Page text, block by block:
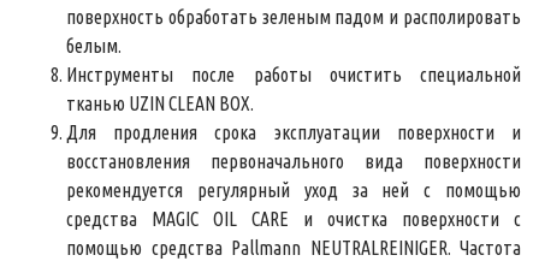
поверхность обработать зеленым падом и располировать
белым.
Инструменты после работы очистить специальной
тканью UZIN CLEAN BOX.
Для продления срока эксплуатации поверхности и
восстановления первоначального вида поверхности
рекомендуется регулярный уход за ней с помощью
средства MAGIC OIL CARE и очистка поверхности с
помощью средства Pallmann NEUTRALREINIGER. Частота